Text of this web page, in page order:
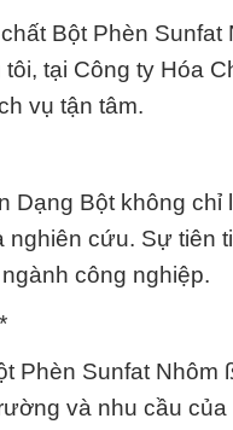
Bột Phèn
tại Công ty Hóa
vụ tận tâm.
Bột không chỉ
cứu. Sự tiên
công nghiệp.
Phèn Sunfat
và nhu cầu